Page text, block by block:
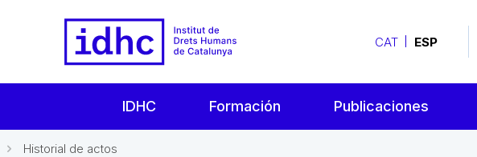
CAT ESP
IDHC Formación Publicaciones
Historial de actos